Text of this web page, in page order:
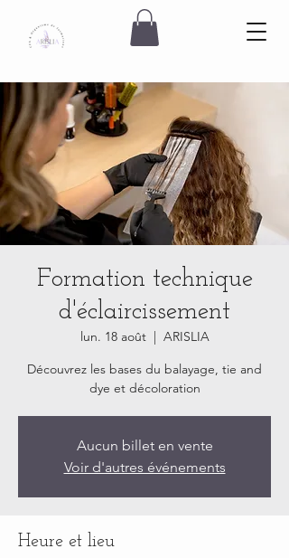
Formation technique
d'éclaircissement
lun. 18 août
  |
ARISLIA
Découvrez les bases du balayage, tie and
dye et décoloration
Aucun billet en vente
Voir d'autres événements
Heure et lieu